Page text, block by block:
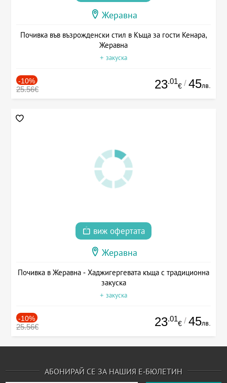
Жеравна
Почивка във възрожденски стил в Къща за гости Кенара,
Жеравна
+ закуска
-10%
25.56€ 23.01
€ / 45лв.
виж офертата
Жеравна
Почивка в Жеравна - Хаджигергевата къща с традиционна
закуска
+ закуска
-10%
25.56€ 23.01
€ / 45лв.
АБОНИРАЙ СЕ ЗА НАШИЯ Е-БЮЛЕТИН